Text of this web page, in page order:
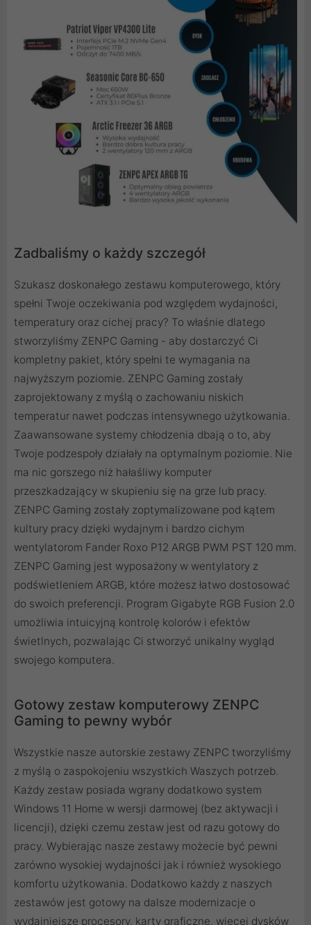
Zadbaliśmy o każdy szczegół
Szukasz doskonałego zestawu komputerowego, który
spełni Twoje oczekiwania pod względem wydajności,
temperatury oraz cichej pracy? To właśnie dlatego
stworzyliśmy ZENPC Gaming - aby dostarczyć Ci
kompletny pakiet, który spełni te wymagania na
najwyższym poziomie. ZENPC Gaming zostały
zaprojektowany z myślą o zachowaniu niskich
temperatur nawet podczas intensywnego użytkowania.
Zaawansowane systemy chłodzenia dbają o to, aby
Twoje podzespoły działały na optymalnym poziomie. Nie
ma nic gorszego niż hałaśliwy komputer
przeszkadzający w skupieniu się na grze lub pracy.
ZENPC Gaming zostały zoptymalizowane pod kątem
kultury pracy dzięki wydajnym i bardzo cichym
wentylatorom Fander Roxo P12 ARGB PWM PST 120 mm.
ZENPC Gaming jest wyposażony w wentylatory z
podświetleniem ARGB, które możesz łatwo dostosować
do swoich preferencji. Program Gigabyte RGB Fusion 2.0
umożliwia intuicyjną kontrolę kolorów i efektów
świetlnych, pozwalając Ci stworzyć unikalny wygląd
swojego komputera.
Gotowy zestaw komputerowy ZENPC
Gaming to pewny wybór
Wszystkie nasze autorskie zestawy ZENPC tworzyliśmy
z myślą o zaspokojeniu wszystkich Waszych potrzeb.
Każdy zestaw posiada wgrany dodatkowo system
Windows 11 Home w wersji darmowej (bez aktywacji i
licencji), dzięki czemu zestaw jest od razu gotowy do
pracy. Wybierając nasze zestawy możecie być pewni
zarówno wysokiej wydajności jak i również wysokiego
komfortu użytkowania. Dodatkowo każdy z naszych
zestawów jest gotowy na dalsze modernizacje o
wydajniejsze procesory, karty graficzne, więcej dysków